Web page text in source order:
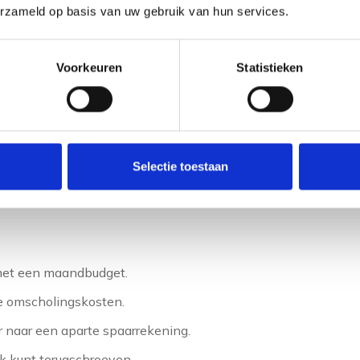
op basis van uw gebruik van hun services.
Voorkeuren Statistieken
Selectie toestaan
buffer op vóór je
door maandelijks een vast bedrag opzij te zetten op
en waar mogelijk extra inkomsten te genereren.
startdatum mee.
een maandbudget.
omscholingskosten.
een aparte spaarrekening.